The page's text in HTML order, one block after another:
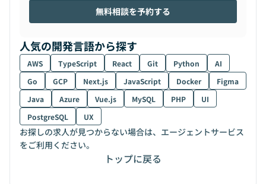
無料相談を予約する
人気の開発言語から探す
AWS TypeScript React Git Python
AI
Go
GCP Next.js JavaScript Docker
Figma
Java
Azure Vue.js MySQL PHP
UI
PostgreSQL
UX
お探しの求人が見つからない場合は、エージェントサービス
をご利用ください。
トップに戻る